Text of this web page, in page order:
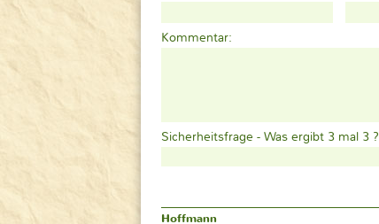
Kommentar:
Sicherheitsfrage - Was ergibt 3 mal 3 ?
Hoffmann